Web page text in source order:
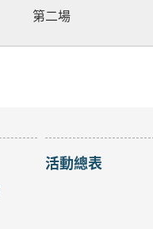
第二場
活動總表